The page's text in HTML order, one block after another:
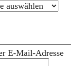
E-Mail-Adresse